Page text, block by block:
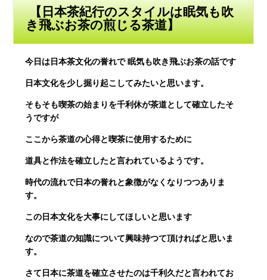
【日本茶紀行のスタイルは眠気も吹
き飛ぶお茶の煎じる茶道】
今日は日本茶文化の誉れで 眠気も吹き飛ぶお茶の話です
日本文化を少し掘り起こしてみたいと思います。
そもそも喫茶の始まりを千利休が茶道として確立したそ
うですが
ここから茶道の心得と喫茶に使用するために
道具と作法を確立したと言われているようです。
時代の流れで日本の誉れと象徴がなくなりつつありま
す。
この日本文化を大事にしてほしいと思います
なので茶道の知識について興味持つて頂ければと思いま
す。
さて日本に茶道を確立させたのは千利久だと言われてお